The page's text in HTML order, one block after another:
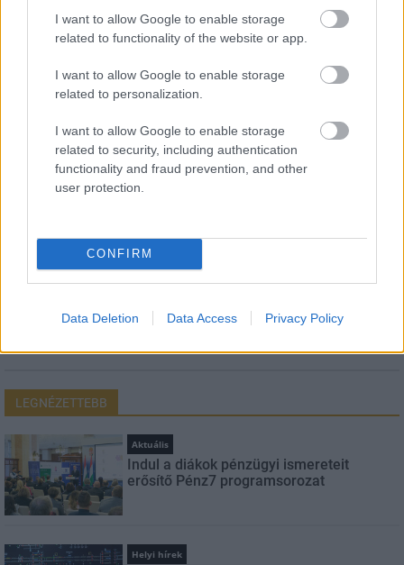
I want to allow Google to enable storage
related to functionality of the website or app.
I want to allow Google to enable storage
related to personalization.
I want to allow Google to enable storage
related to security, including authentication
functionality and fraud prevention, and other
user protection.
CONFIRM
Data Deletion Data Access Privacy Policy
HÍRLEVÉL
Feliratkozom a hírlevélre és elfogadom az
szabályzatot!
FELIRATKOZÁS
LEGNÉZETTEBB
Aktuális
Indul a diákok pénzügyi ismereteit
erősítő Pénz7 programsorozat
Helyi hírek